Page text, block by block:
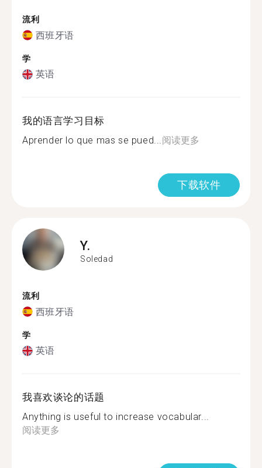
流利
西班牙语
学
英语
我的语言学习目标
Aprender lo que mas se pued...阅读更多
下载软件
Y.
Soledad
流利
西班牙语
学
英语
我喜欢谈论的话题
Anything is useful to increase vocabular...
阅读更多